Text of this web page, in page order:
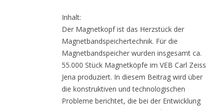
Inhalt:
Der Magnetkopf ist das Herzstück der
Magnetbandspeichertechnik. Für die
Magnetbandspeicher wurden insgesamt ca.
55.000 Stück Magnetköpfe im VEB Carl Zeiss
Jena produziert. In diesem Beitrag wird über
die konstruktiven und technologischen
Probleme berichtet, die bei der Entwicklung